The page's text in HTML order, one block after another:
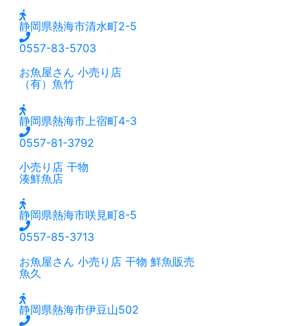
静岡県熱海市清水町2-5
0557-83-5703
お魚屋さん 小売り店
（有）魚竹
静岡県熱海市上宿町4-3
0557-81-3792
小売り店 干物
湊鮮魚店
静岡県熱海市咲見町8-5
0557-85-3713
お魚屋さん 小売り店 干物 鮮魚販売
魚久
静岡県熱海市伊豆山502